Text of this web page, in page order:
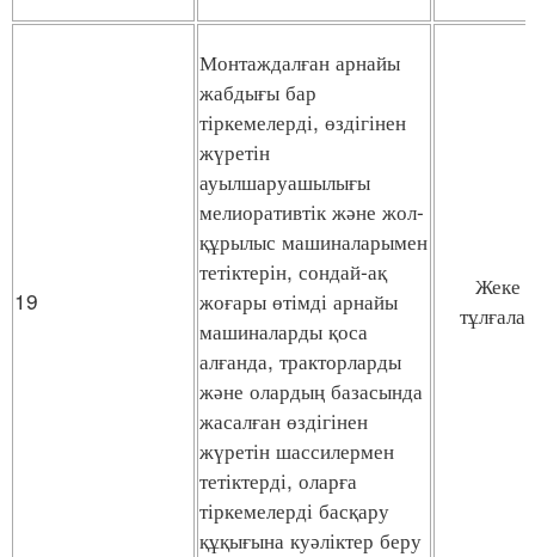
19
Монтаждалған арнайы
жабдығы бар
тіркемелерді, өздігінен
жүретін
ауылшаруашылығы
мелиоративтік және жол-
құрылыс машиналарымен
тетіктерін, сондай-ақ
жоғары өтімді арнайы
машиналарды қоса
алғанда, тракторларды
және олардың базасында
жасалған өздігінен
жүретін шассилермен
тетіктерді, оларға
тіркемелерді басқару
құқығына куәліктер беру
Жеке
тұлғалар